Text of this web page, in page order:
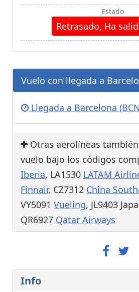
Estado
Retrasado, Ha
Vuelo con llegada a
Llegada a Barcelona
Otras aerolíneas
vuelo bajo los códigos
Iberia, LA1530 LATAM
Finnair, CZ7312 China
VY5091 Vueling, JL9403
QR6927 Qatar Airways
Info